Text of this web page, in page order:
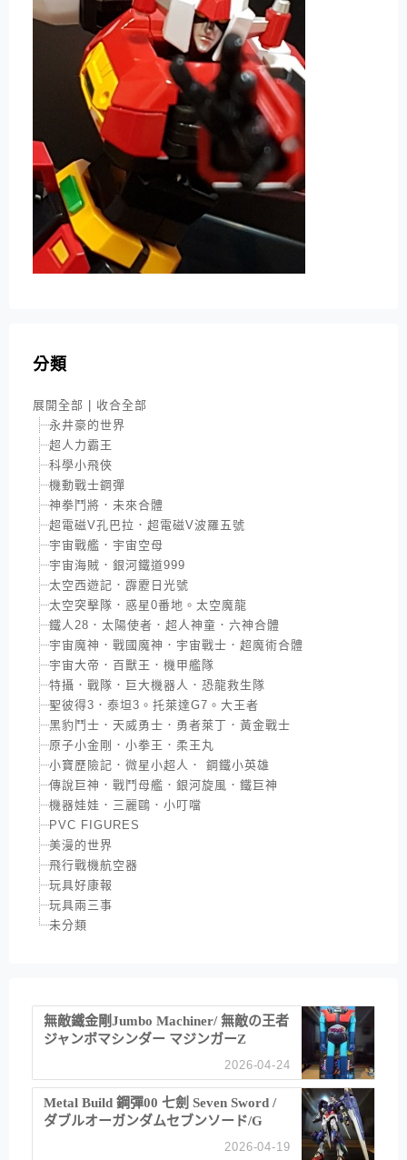
分類
展開全部
收合全部
永井豪的世界
超人力霸王
科學小飛俠
機動戰士鋼彈
神拳鬥將．未來合體
超電磁V孔巴拉．超電磁V波羅五號
宇宙戰艦．宇宙空母
宇宙海賊．銀河鐵道999
太空西遊記．霹靂日光號
太空突擊隊．惑星0番地。太空魔龍
鐵人28．太陽使者．超人神童．六神合體
宇宙魔神．戰國魔神．宇宙戰士．超魔術合體
宇宙大帝．百獸王．機甲艦隊
特攝．戰隊．巨大機器人．恐龍救生隊
聖彼得3．泰坦3。托萊達G7。大王者
黑豹鬥士．天威勇士．勇者萊丁．黃金戰士
原子小金剛．小拳王．柔王丸
小寶歷險記．微星小超人． 鋼鐵小英雄
傳說巨神．戰鬥母艦．銀河旋風．鐵巨神
機器娃娃．三麗鷗．小叮噹
PVC FIGURES
美漫的世界
飛行戰機航空器
玩具好康報
玩具兩三事
未分類
無敵鐵金剛Jumbo Machiner/ 無敵の王者
ジャンボマシンダー マジンガーZ
2026-04-24
Metal Build 鋼彈00 七劍 Seven Sword /
ダブルオーガンダムセブンソード/G
2026-04-19